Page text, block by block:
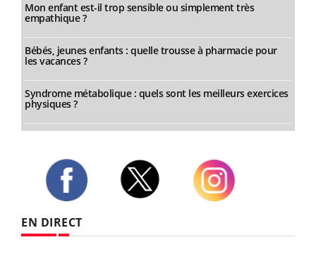
Mon enfant est-il trop sensible ou simplement très
empathique ?
Bébés, jeunes enfants : quelle trousse à pharmacie pour
les vacances ?
Syndrome métabolique : quels sont les meilleurs exercices
physiques ?
EN DIRECT